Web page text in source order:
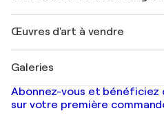
+33 1 76 44 06 42
Emplois
Découvrez une sélection d'art
Marc Chagall
Banksy
Mr. Brainwash
Shepard Fairey
Œuvres d'art à vendre
Tableaux abstraits à vendre
Peintures de paysage
Estampes
Galeries
Galeries d'art en France
Galeries d'art en Belgique
Abonnez-vous et bénéficiez
sur votre première